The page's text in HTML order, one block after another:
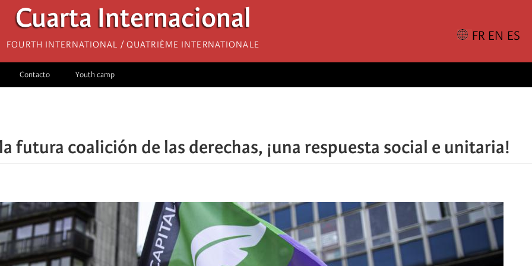
Cuarta Internacional
Fourth International / Quatrième internationale
Contacto Youth camp
futura coalición de las derechas, ¡una respuesta social e unitaria!